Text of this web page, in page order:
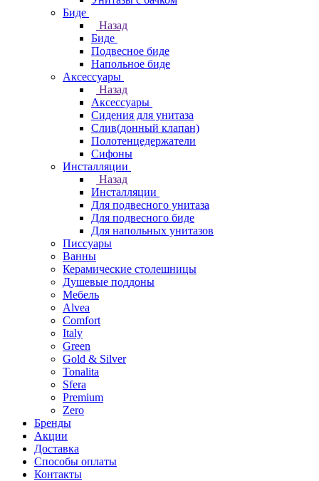
Биде
Назад
Биде
Подвесное биде
Напольное биде
Аксессуары
Назад
Аксессуары
Сидения для унитаза
Слив(донный клапан)
Полотенцедержатели
Сифоны
Инсталляции
Назад
Инсталляции
Для подвесного унитаза
Для подвесного биде
Для напольных унитазов
Писсуары
Ванны
Керамические столешницы
Душевые поддоны
Мебель
Alvea
Comfort
Italy
Green
Gold & Silver
Tonalita
Sfera
Premium
Zero
Бренды
Акции
Доставка
Способы оплаты
Контакты